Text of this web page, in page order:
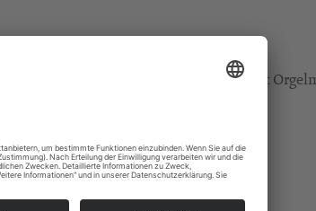
nach Skandinavien aufbrechen - mit
Tickets